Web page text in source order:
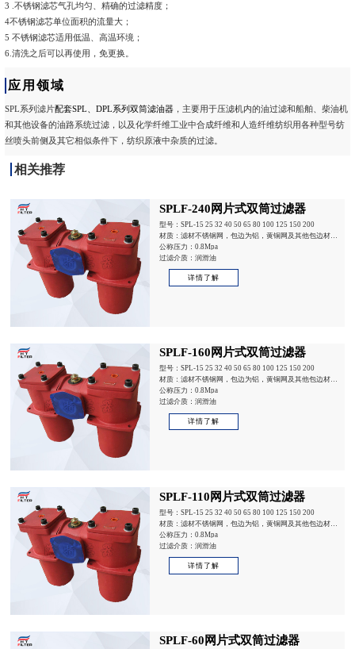
3 .不锈钢滤芯气孔均匀、精确的过滤精度；
4不锈钢滤芯单位面积的流量大；
5 不锈钢滤芯适用低温、高温环境；
6.清洗之后可以再使用，免更换。
应用领域
SPL系列滤片配套SPL、DPL系列双筒滤油器，主要用于压滤机内的油过滤和船舶、柴油机
和其他设备的油路系统过滤，以及化学纤维工业中合成纤维和人造纤维纺织用各种型号纺
丝喷头前侧及其它相似条件下，纺织原液中杂质的过滤。
相关推荐
SPLF-240网片式双筒过滤器
型号：SPL-15 25 32 40 50 65 80 100 125 150 200
材质：滤材不锈钢网，包边为铝，黄铜网及其他包边材质
公称压力：0.8Mpa
过滤介质：润滑油
详情了解
SPLF-160网片式双筒过滤器
型号：SPL-15 25 32 40 50 65 80 100 125 150 200
材质：滤材不锈钢网，包边为铝，黄铜网及其他包边材质
请核对
公称压力：0.8Mpa
过滤介质：润滑油
详情了解
SPLF-110网片式双筒过滤器
型号：SPL-15 25 32 40 50 65 80 100 125 150 200
材质：滤材不锈钢网，包边为铝，黄铜网及其他包边材质
公称压力：0.8Mpa
过滤介质：润滑油
详情了解
SPLF-60网片式双筒过滤器